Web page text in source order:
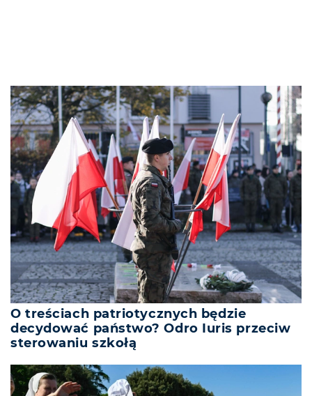
O treściach patriotycznych będzie
decydować państwo? Odro Iuris przeciw
sterowaniu szkołą